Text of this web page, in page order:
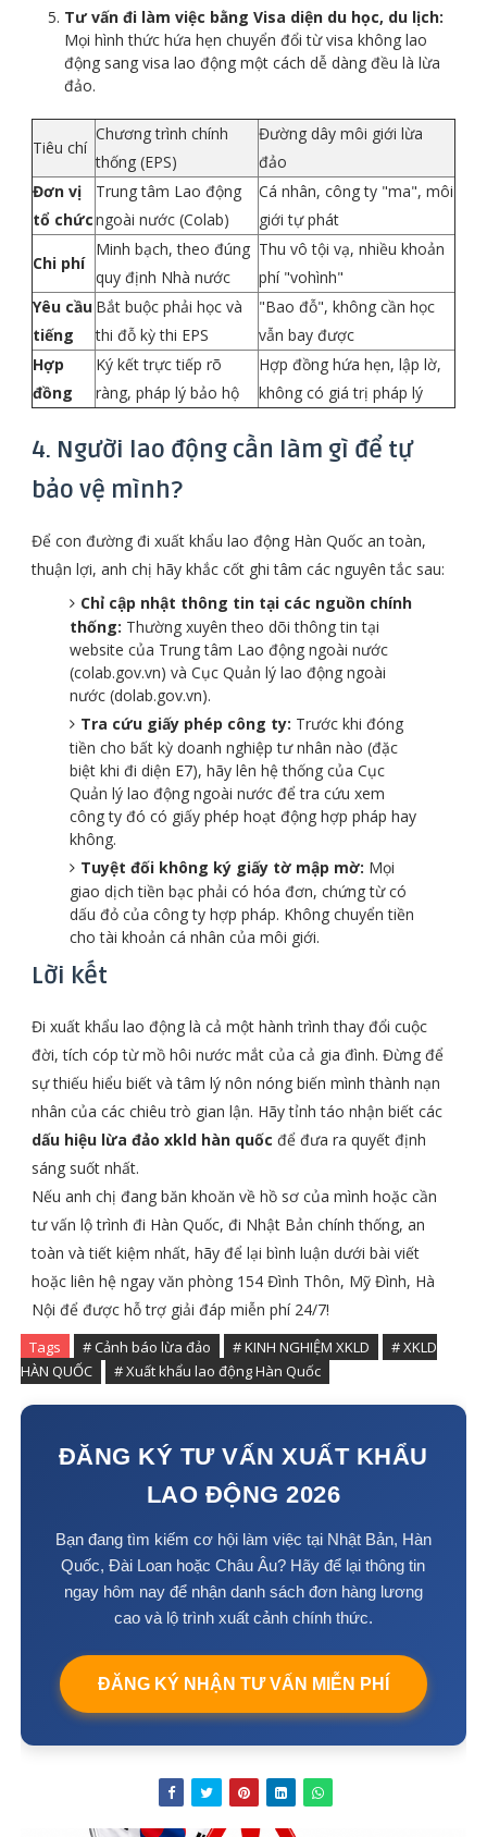
Tư vấn đi làm việc bằng Visa diện du học, du lịch:
Mọi hình thức hứa hẹn chuyển đổi từ visa không lao
động sang visa lao động một cách dễ dàng đều là lừa
đảo.
Tiêu chí
Chương trình chính
thống (EPS)
Đường dây môi giới lừa
đảo
Đơn vị
tổ chức
Trung tâm Lao động
ngoài nước (Colab)
Cá nhân, công ty "ma", môi
giới tự phát
Chi phí
Minh bạch, theo đúng
quy định Nhà nước
Thu vô tội vạ, nhiều khoản
phí "vohình"
Yêu cầu
tiếng
Bắt buộc phải học và
thi đỗ kỳ thi EPS
"Bao đỗ", không cần học
vẫn bay được
Hợp
đồng
Ký kết trực tiếp rõ
ràng, pháp lý bảo hộ
Hợp đồng hứa hẹn, lập lờ,
không có giá trị pháp lý
4. Người lao động cần làm gì để tự
bảo vệ mình?
Để con đường đi xuất khẩu lao động Hàn Quốc an toàn,
thuận lợi, anh chị hãy khắc cốt ghi tâm các nguyên tắc sau:
Chỉ cập nhật thông tin tại các nguồn chính
thống: Thường xuyên theo dõi thông tin tại
website của Trung tâm Lao động ngoài nước
(colab.gov.vn) và Cục Quản lý lao động ngoài
nước (dolab.gov.vn).
Tra cứu giấy phép công ty: Trước khi đóng
tiền cho bất kỳ doanh nghiệp tư nhân nào (đặc
biệt khi đi diện E7), hãy lên hệ thống của Cục
Quản lý lao động ngoài nước để tra cứu xem
công ty đó có giấy phép hoạt động hợp pháp hay
không.
Tuyệt đối không ký giấy tờ mập mờ: Mọi
giao dịch tiền bạc phải có hóa đơn, chứng từ có
dấu đỏ của công ty hợp pháp. Không chuyển tiền
cho tài khoản cá nhân của môi giới.
Lời kết
Đi xuất khẩu lao động là cả một hành trình thay đổi cuộc
đời, tích cóp từ mồ hôi nước mắt của cả gia đình. Đừng để
sự thiếu hiểu biết và tâm lý nôn nóng biến mình thành nạn
nhân của các chiêu trò gian lận. Hãy tỉnh táo nhận biết các
dấu hiệu lừa đảo xkld hàn quốc để đưa ra quyết định
sáng suốt nhất.
Nếu anh chị đang băn khoăn về hồ sơ của mình hoặc cần
tư vấn lộ trình đi Hàn Quốc, đi Nhật Bản chính thống, an
toàn và tiết kiệm nhất, hãy để lại bình luận dưới bài viết
hoặc liên hệ ngay văn phòng 154 Đình Thôn, Mỹ Đình, Hà
Nội để được hỗ trợ giải đáp miễn phí 24/7!
Tags # Cảnh báo lừa đảo # KINH NGHIỆM XKLD
# XKLD
HÀN QUỐC
# Xuất khẩu lao động Hàn Quốc
ĐĂNG KÝ TƯ VẤN XUẤT KHẨU
LAO ĐỘNG 2026
Bạn đang tìm kiếm cơ hội làm việc tại Nhật Bản, Hàn
Quốc, Đài Loan hoặc Châu Âu? Hãy để lại thông tin
ngay hôm nay để nhận danh sách đơn hàng lương
cao và lộ trình xuất cảnh chính thức.
ĐĂNG KÝ NHẬN TƯ VẤN MIỄN PHÍ